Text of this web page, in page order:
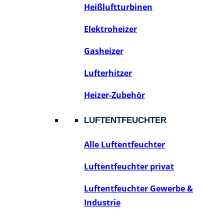
Heißluftturbinen
Elektroheizer
Gasheizer
Lufterhitzer
Heizer-Zubehör
LUFTENTFEUCHTER
Alle Luftentfeuchter
Luftentfeuchter privat
Luftentfeuchter Gewerbe &
Industrie